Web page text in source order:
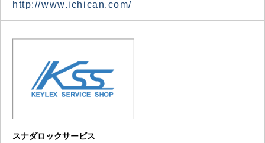
http://www.ichican.com/
スナダロックサービス